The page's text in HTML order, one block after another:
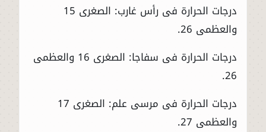
درجات الحرارة فى رأس غارب: الصغرى 15
والعظمى 26.
درجات الحرارة فى سفاجا: الصغرى 16 والعظمى
26.
درجات الحرارة فى مرسى علم: الصغرى 17
والعظمى 27.